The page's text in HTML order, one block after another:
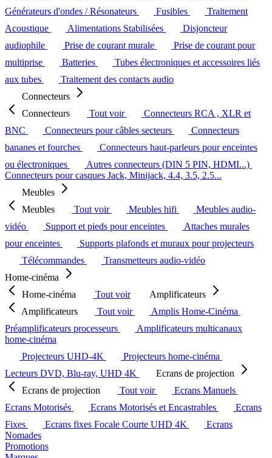
Générateurs d'ondes / Résonateurs
Fusibles
Traitement
Acoustique
Alimentations Stabilisées
Disjoncteur
audiophile
Prise de courant murale
Prise de courant pour
multiprise
Batteries
Tubes électroniques et accessoires liés
aux tubes
Traitement des contacts audio
Connecteurs
Connecteurs
Tout voir
Connecteurs RCA , XLR et
BNC
Connecteurs pour câbles secteurs
Connecteurs
bananes et fourches
Connecteurs haut-parleurs pour enceintes
ou électroniques
Autres connecteurs (DIN 5 PIN, HDMI...)
Connecteurs pour casques Jack, Minijack, 4.4, 3.5, 2.5...
Meubles
Meubles
Tout voir Meubles hifi
Meubles audio-
vidéo
Support et pieds pour enceintes
Attaches murales
pour enceintes
Supports plafonds et muraux pour projecteurs
Télécommandes
Transmetteurs audio-vidéo
Home-cinéma
Home-cinéma
Tout voir
Amplificateurs
Amplificateurs
Tout voir
Amplis Home-Cinéma
Préamplificateurs processeurs
Amplificateurs multicanaux
home-cinéma
Projecteurs UHD-4K
Projecteurs home-cinéma
Lecteurs DVD, Blu-ray, UHD 4K
Ecrans de projection
Ecrans de projection
Tout voir
Ecrans Manuels
Ecrans Motorisés
Ecrans Motorisés et Encastrables
Ecrans
Fixes
Ecrans fixes Focale Courte UHD 4K
Ecrans
Nomades
Promotions